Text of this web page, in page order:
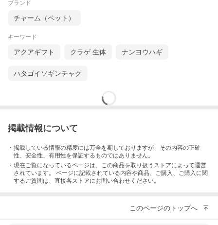
ブランド
チャーム（ペット）
キーワード
アクアギフト クラゲ 生体 ナンヨウハギ
ハタゴイソギンチャク
掲載情報について
・掲載している情報の精度には万全を期しておりますが、その内容の正確
性、安全性、有用性を保証するものではありません。
・現在ご覧になっているページは、この商品を取り扱うストアによって運営
されています。 ページに記載されている内容や商品、ご購入 、ご購入に関
するご質問は、直接各ストアにお問い合わせください。
このページのトップへ